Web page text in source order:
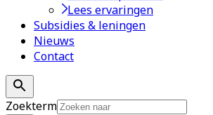
Lees ervaringen
Subsidies & leningen
Nieuws
Contact
Zoekterm